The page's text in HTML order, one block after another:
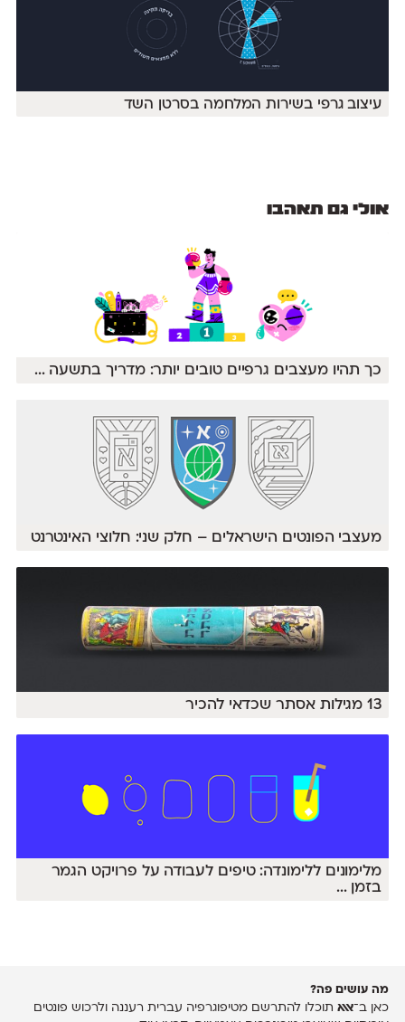
עיצוב גרפי בשירות המלחמה בסרטן השד
אולי גם תאהבו
כך תהיו מעצבים גרפיים טובים יותר: מדריך בתשעה ...
מעצבי הפונטים הישראלים – חלק שני: חלוצי האינטרנט
13 מגילות אסתר שכדאי להכיר
מלימונים ללימונדה: טיפים לעבודה על פרויקט הגמר
בזמן ...
מה עושים פה?
כאן ב־אאאתוכלו להתרשם מטיפוגרפיה עברית רעננה ולרכוש פונטים